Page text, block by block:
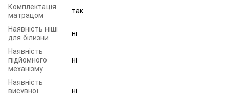
Комплектація
матрацом
так
Наявність ніші
для білизни
ні
Наявність
підйомного
механізму
ні
Наявність
висувної
ні